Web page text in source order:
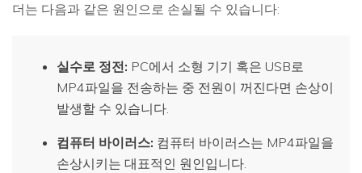
더는 다음과 같은 원인으로 손실될 수 있습니다:
실수로 정전: PC에서 소형 기기 혹은 USB로
MP4파일을 전송하는 중 전원이 꺼진다면 손상이
발생할 수 있습니다.
컴퓨터 바이러스: 컴퓨터 바이러스는 MP4파일을
손상시키는 대표적인 원인입니다.